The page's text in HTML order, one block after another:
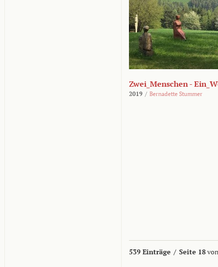
Zwei_Menschen -
2019 / Bernadette Stummer
539 Einträge / Seite 18